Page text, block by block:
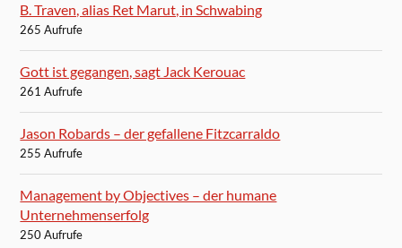
B. Traven, alias Ret Marut, in Schwabing
265 Aufrufe
Gott ist gegangen, sagt Jack Kerouac
261 Aufrufe
Jason Robards – der gefallene Fitzcarraldo
255 Aufrufe
Management by Objectives – der humane
Unternehmenserfolg
250 Aufrufe